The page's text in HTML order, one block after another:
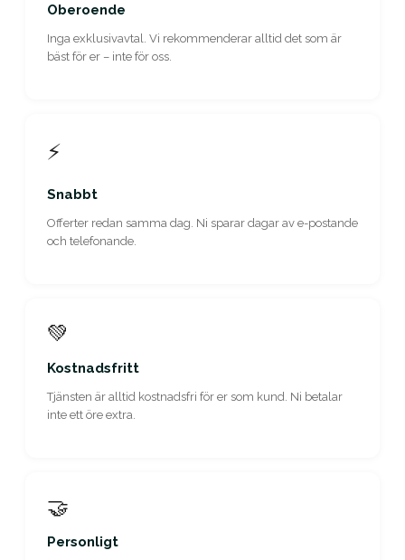
Oberoende
Inga exklusivavtal. Vi rekommenderar alltid det som är
bäst för er – inte för oss.
⚡
Snabbt
Offerter redan samma dag. Ni sparar dagar av e-postande
och telefonande.
💚
Kostnadsfritt
Tjänsten är alltid kostnadsfri för er som kund. Ni betalar
inte ett öre extra.
🤝
Personligt